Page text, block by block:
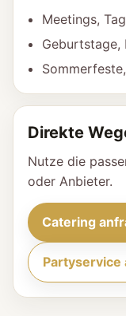
Meetings,
Geburtstage,
Direkte
Nutze die
oder Anbieter.
Catering
Partyservice